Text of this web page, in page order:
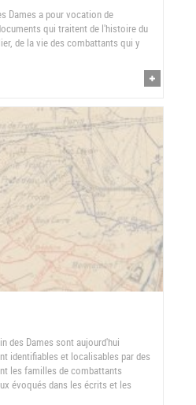
Dames a pour vocation de
qui traitent de l'histoire du
de la vie des combattants qui y
des Dames sont aujourd'hui
identifiables et localisables par des
les familles de combattants
évoqués dans les écrits et les